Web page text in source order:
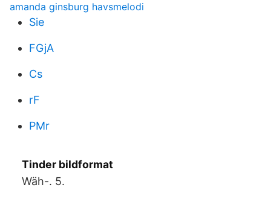
amanda ginsburg havsmelodi
Sie
FGjA
Cs
rF
PMr
Tinder bildformat
Wäh-. 5.